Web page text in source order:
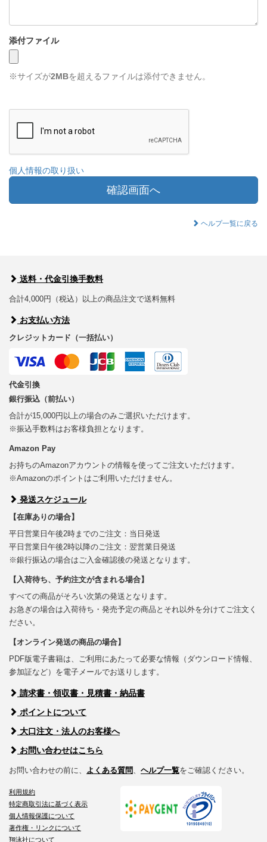
添付ファイル
※サイズが2MBを超えるファイルは添付できません。
個人情報の取り扱い
確認画面へ
ヘルプ一覧に戻る
送料・代金引換手数料
合計4,000円（税込）以上の商品注文で送料無料
お支払い方法
クレジットカード（一括払い）
代金引換
銀行振込（前払い）
合計が15,000円以上の場合のみご選択いただけます。
※振込手数料はお客様負担となります。
Amazon Pay
お持ちのAmazonアカウントの情報を使ってご注文いただけます。
※Amazonのポイントはご利用いただけません。
発送スケジュール
【在庫ありの場合】
平日営業日午後2時までのご注文：当日発送
平日営業日午後2時以降のご注文：翌営業日発送
※銀行振込の場合はご入金確認後の発送となります。
【入荷待ち、予約注文が含まれる場合】
すべての商品がそろい次第の発送となります。
お急ぎの場合は入荷待ち・発売予定の商品とそれ以外を分けてご注文く
ださい。
【オンライン発送の商品の場合】
PDF版電子書籍は、ご利用にあたって必要な情報（ダウンロード情報、
参加証など）を電子メールでお送りします。
請求書・領収書・見積書・納品書
ポイントについて
大口注文・法人のお客様へ
お問い合わせはこちら
お問い合わせの前に、 よくある質問 ヘルプ一覧をご確認ください。
利用規約
特定商取引法に基づく表示
個人情報保護について
著作権・リンクについて
翔泳社について